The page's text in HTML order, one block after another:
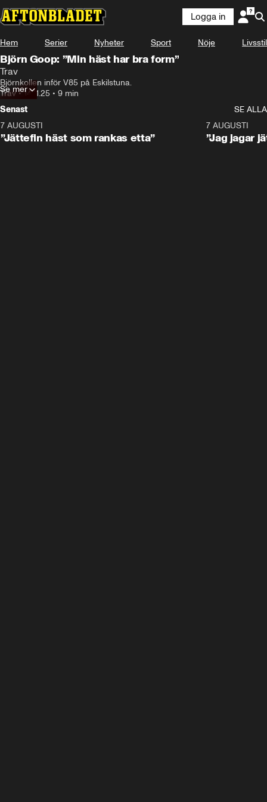
Logga in
Hem Serier Nyheter Sport Nöje Livsstil
Björn Goop: ”Min häst har bra form”
Trav
Björnkollen inför V85 på Eskilstuna.
Trav•14.11.25 • 9 min
Se mer
Senast
SE ALLA
7 AUGUSTI
”Jättefin häst som rankas etta”
7 AUGUSTI
”Jag jagar